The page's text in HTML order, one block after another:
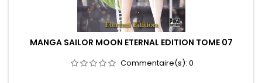
MANGA SAILOR MOON ETERNAL EDITION TOME 07
Commentaire(s): 0